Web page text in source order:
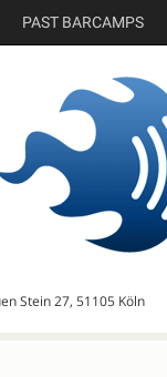
PAST BARCAMPS
Stein 27, 51105 Köln